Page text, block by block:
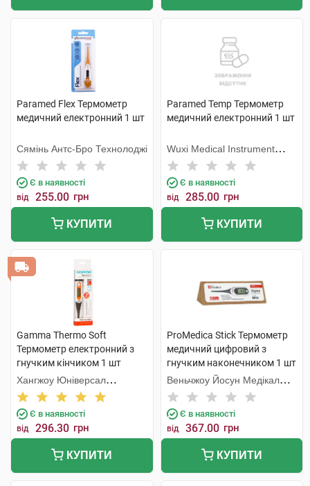
Paramed Flex Термометр
медичний електронний 1 шт
Сямінь Антс-Бро Технолоджі
Є в наявності
від 255.00 грн
КУПИТИ
Paramed Temp Термометр
медичний електронний 1 шт
Wuxi Medical Instrument
Factory (Китай)
Є в наявності
від 285.00 грн
КУПИТИ
Gamma Thermo Soft
Термометр електронний з
гнучким кінчиком 1 шт
Хангжоу Юніверсал
Електронік
Є в наявності
від 296.30 грн
КУПИТИ
ProMedica Stick Термометр
медичний цифровий з
гнучким наконечником 1 шт
Веньчжоу Йосун Медікал
Технолоджі
Є в наявності
від 367.00 грн
КУПИТИ